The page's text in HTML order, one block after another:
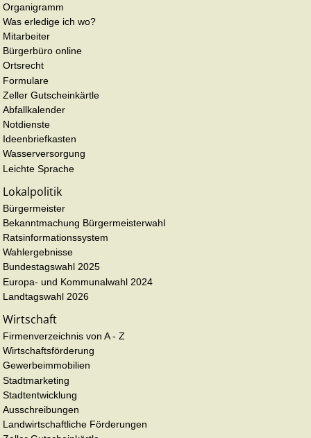
Organigramm
Was erledige ich wo?
Mitarbeiter
Bürgerbüro online
Ortsrecht
Formulare
Zeller Gutscheinkärtle
Abfallkalender
Notdienste
Ideenbriefkasten
Wasserversorgung
Leichte Sprache
Lokalpolitik
Bürgermeister
Bekanntmachung Bürgermeisterwahl
Ratsinformationssystem
Wahlergebnisse
Bundestagswahl 2025
Europa- und Kommunalwahl 2024
Landtagswahl 2026
Wirtschaft
Firmenverzeichnis von A - Z
Wirtschaftsförderung
Gewerbeimmobilien
Stadtmarketing
Stadtentwicklung
Ausschreibungen
Landwirtschaftliche Förderungen